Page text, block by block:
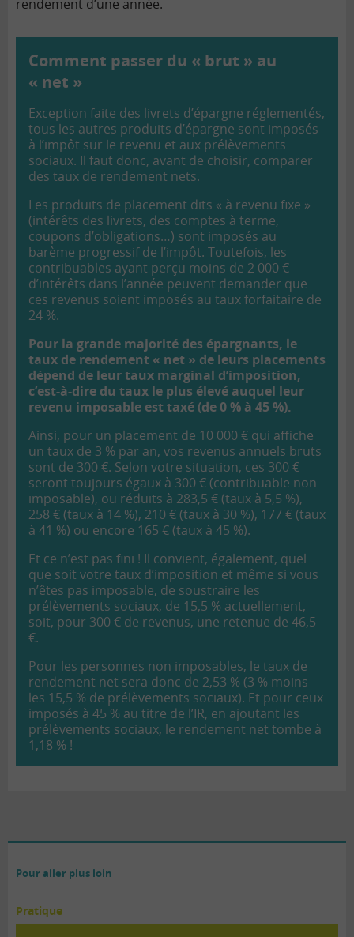
rendement d’une année.
Comment passer du « brut » au
« net »
Exception faite des livrets d’épargne réglementés,
tous les autres produits d’épargne sont imposés
à l’impôt sur le revenu et aux prélèvements
sociaux. Il faut donc, avant de choisir, comparer
des taux de rendement nets.
Les produits de placement dits « à revenu fixe »
(intérêts des livrets, des comptes à terme,
coupons d’obligations…) sont imposés au
barème progressif de l’impôt. Toutefois, les
contribuables ayant perçu moins de 2 000 €
d’intérêts dans l’année peuvent demander que
ces revenus soient imposés au taux forfaitaire de
24 %.
Pour la grande majorité des épargnants, le
taux de rendement « net » de leurs placements
dépend de leurtaux marginal d’imposition,
c’est-à-dire du taux le plus élevé auquel leur
revenu imposable est taxé (de 0 % à 45 %).
Ainsi, pour un placement de 10 000 € qui affiche
un taux de 3 % par an, vos revenus annuels bruts
sont de 300 €. Selon votre situation, ces 300 €
seront toujours égaux à 300 € (contribuable non
imposable), ou réduits à 283,5 € (taux à 5,5 %),
258 € (taux à 14 %), 210 € (taux à 30 %), 177 € (taux
à 41 %) ou encore 165 € (taux à 45 %).
Et ce n’est pas fini ! Il convient, également, quel
que soit votre taux d’imposition et même si vous
n’êtes pas imposable, de soustraire les
prélèvements sociaux, de 15,5 % actuellement,
soit, pour 300 € de revenus, une retenue de 46,5
€.
Pour les personnes non imposables, le taux de
rendement net sera donc de 2,53 % (3 % moins
les 15,5 % de prélèvements sociaux). Et pour ceux
imposés à 45 % au titre de l’IR, en ajoutant les
prélèvements sociaux, le rendement net tombe à
1,18 % !
Pour aller plus loin
Pratique